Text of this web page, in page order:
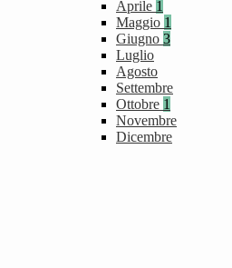
Aprile 1
Maggio 1
Giugno 3
Luglio
Agosto
Settembre
Ottobre 1
Novembre
Dicembre